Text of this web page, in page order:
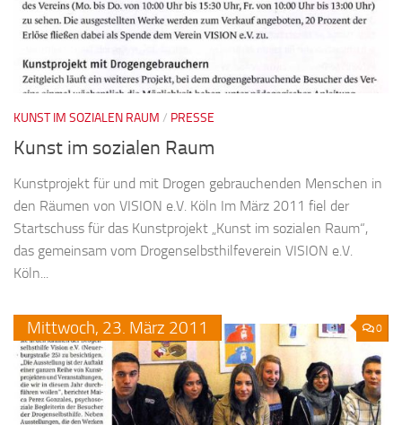
KUNST IM SOZIALEN RAUM / PRESSE
Kunst im sozialen Raum
Kunstprojekt für und mit Drogen gebrauchenden Menschen in
den Räumen von VISION e.V. Köln Im März 2011 fiel der
Startschuss für das Kunstprojekt „Kunst im sozialen Raum“,
das gemeinsam vom Drogenselbsthilfeverein VISION e.V.
Köln...
0
Mittwoch, 23. März 2011